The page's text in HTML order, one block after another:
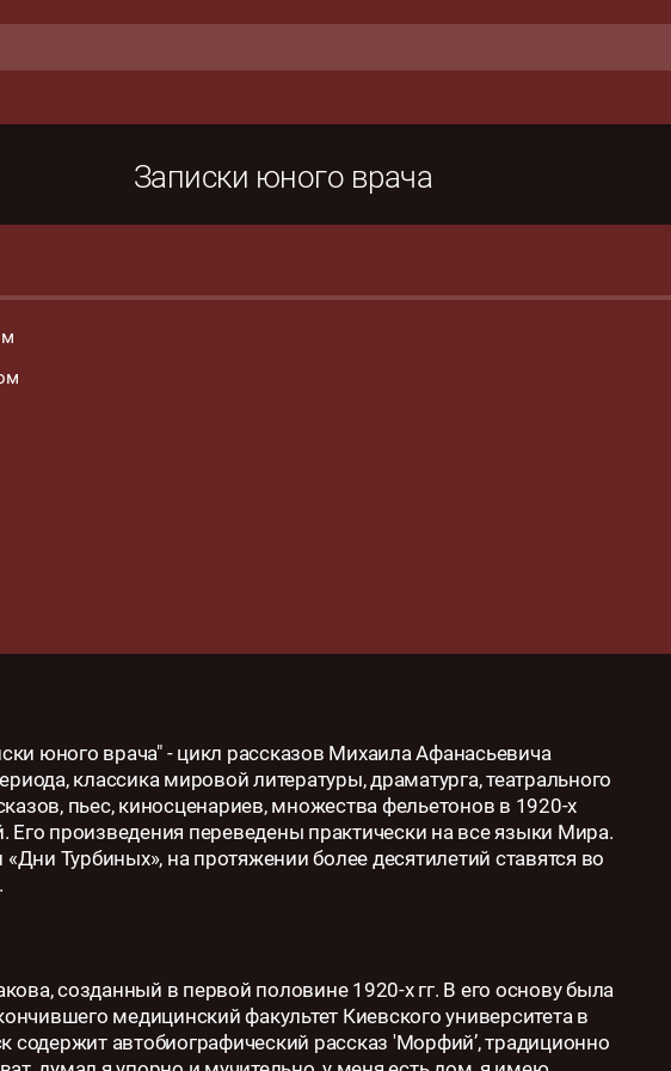
Записки юного врача
юного врача" - цикл рассказов Михаила Афанасьевича
классика мировой литературы, драматурга, театрального
пьес, киносценариев, множества фельетонов в 1920-х
Его произведения переведены практически на все языки Мира.
Турбиных», на протяжении более десятилетий ставятся во
созданный в первой половине 1920-х гг. В его основу была
медицинский факультет Киевского университета в
содержит автобиографический рассказ 'Морфий’, традиционно